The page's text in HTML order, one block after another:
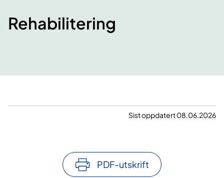
Rehabilitering
Sist oppdatert 08.06.2026
PDF-utskrift